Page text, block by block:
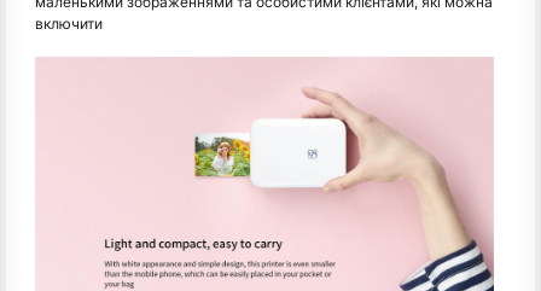
включити